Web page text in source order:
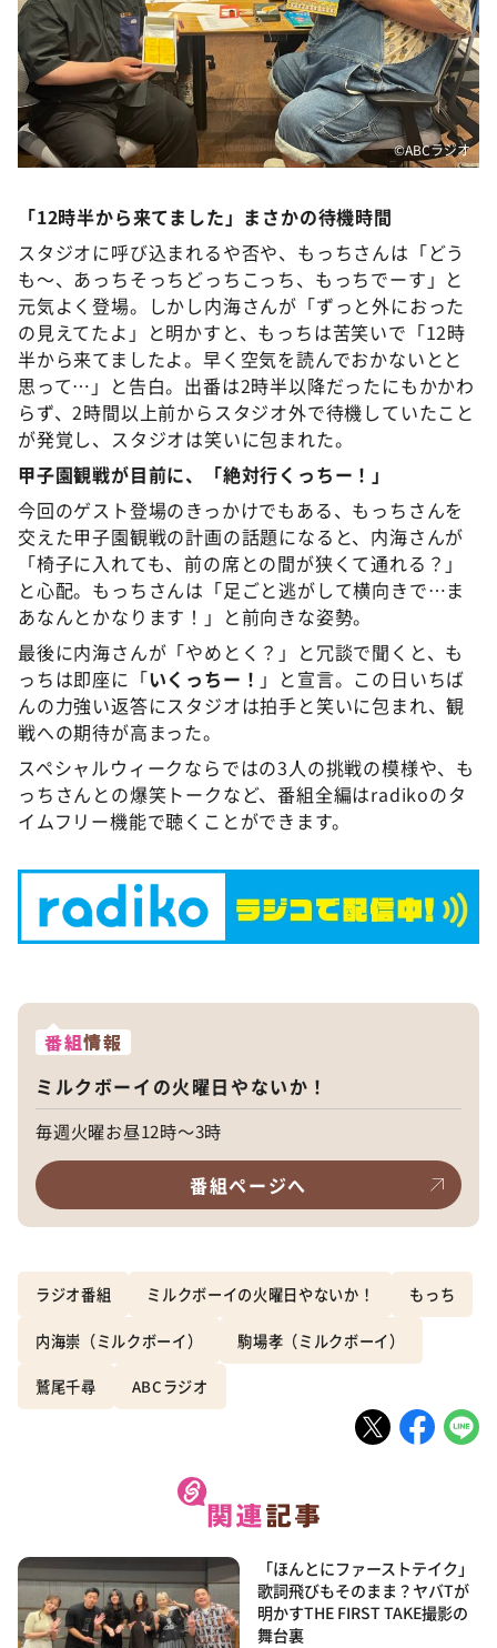
©️ABCラジオ
「12時半から来てました」まさかの待機時間
スタジオに呼び込まれるや否や、もっちさんは「どう
も〜、あっちそっちどっちこっち、もっちでーす」と
元気よく登場。しかし内海さんが「ずっと外におった
の見えてたよ」と明かすと、もっちは苦笑いで「12時
半から来てましたよ。早く空気を読んでおかないとと
思って…」と告白。出番は2時半以降だったにもかかわ
らず、2時間以上前からスタジオ外で待機していたこと
が発覚し、スタジオは笑いに包まれた。
甲子園観戦が目前に、「絶対行くっちー！」
今回のゲスト登場のきっかけでもある、もっちさんを
交えた甲子園観戦の計画の話題になると、内海さんが
「椅子に入れても、前の席との間が狭くて通れる？」
と心配。もっちさんは「足ごと逃がして横向きで…ま
あなんとかなります！」と前向きな姿勢。
最後に内海さんが「やめとく？」と冗談で聞くと、も
っちは即座に「いくっちー！ 」と宣言。この日いちば
んの力強い返答にスタジオは拍手と笑いに包まれ、観
戦への期待が高まった。
スペシャルウィークならではの3人の挑戦の模様や、も
っちさんとの爆笑トークなど、番組全編はradikoのタ
イムフリー機能で聴くことができます。
番組情報
ミルクボーイの火曜日やないか！
毎週火曜お昼12時～3時
番組ページへ
ラジオ番組 ミルクボーイの火曜日やないか！ もっち
内海崇（ミルクボーイ） 駒場孝（ミルクボーイ）
鷲尾千尋 ABCラジオ
「ほんとにファーストテイク」
歌詞飛びもそのまま？ヤバTが
明かすTHE FIRST TAKE撮影の
舞台裏